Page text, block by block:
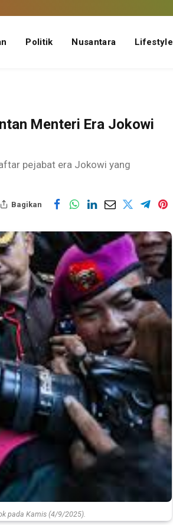
Politik Nusantara Lifestyle
Menteri Era Jokowi
pejabat era Jokowi yang
Bagikan
pada Kamis (4/9/2025).